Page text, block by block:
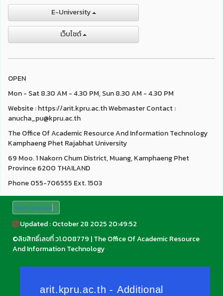
E-University
เว็บไชต์
OPEN
Mon - Sat 8.30 AM - 4.30 PM, Sun 8.30 AM - 4.30 PM
Website : https://arit.kpru.ac.th Webmaster Contact :
anucha_pu@kpru.ac.th
The Office Of Academic Resource And Information Technology
Kamphaeng Phet Rajabhat University
69 Moo. 1 Nakorn Chum District, Muang, Kamphaeng Phet
Province 6200 THAILAND
Phone 055-706555 Ext. 1503
Select Language ▼
Updated : October 28 2025 20:49:52
©ลิขสิทธิ์เลขที่ ว1.008779 |The Office Of Academic Resource
And Information Technology